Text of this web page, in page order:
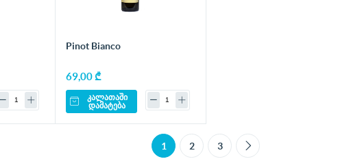
Pinot Bianco
69,00 ₾
კალათაში
დამატება
1 2 3